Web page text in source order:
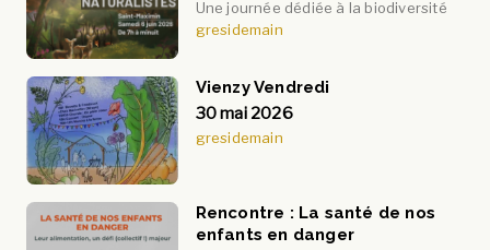
Une journée dédiée à la biodiversité
gresidemain
Vienzy Vendredi
30 mai 2026
gresidemain
Rencontre : La santé de nos
enfants en danger